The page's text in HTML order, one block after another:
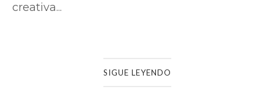
creativa...
SIGUE LEYENDO